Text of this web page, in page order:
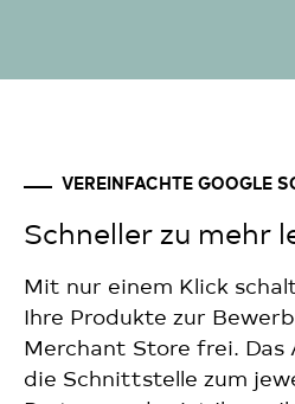
VEREINFACHTE GOOGLE
Schneller zu mehr
Mit nur einem Klick
Ihre Produkte zur
Merchant Store frei.
die Schnittstelle zum